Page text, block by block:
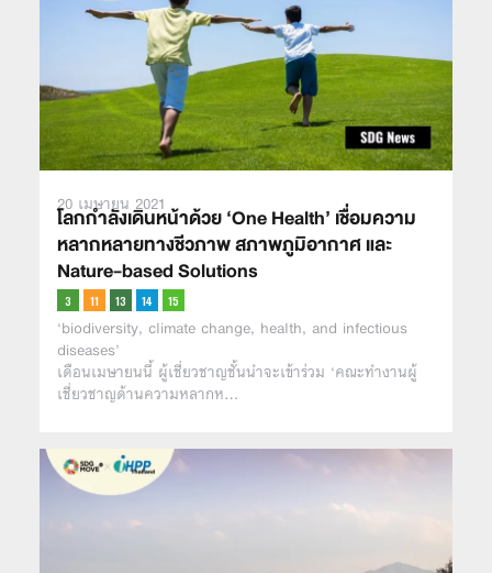
20 เมษายน 2021
โลกกำลังเดินหน้าด้วย ‘One Health’ เชื่อมความ
หลากหลายทางชีวภาพ สภาพภูมิอากาศ และ
Nature-based Solutions
‘biodiversity, climate change, health, and infectious
diseases’
เดือนเมษายนนี้ ผู้เชี่ยวชาญชั้นนำจะเข้าร่วม ‘คณะทำงานผู้
เชี่ยวชาญด้านความหลากห…